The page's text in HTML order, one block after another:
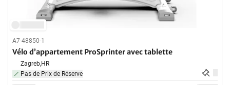
A7-48850-1
Vélo d’appartement ProSprinter avec tablette
Zagreb,HR
Pas de Prix de Réserve